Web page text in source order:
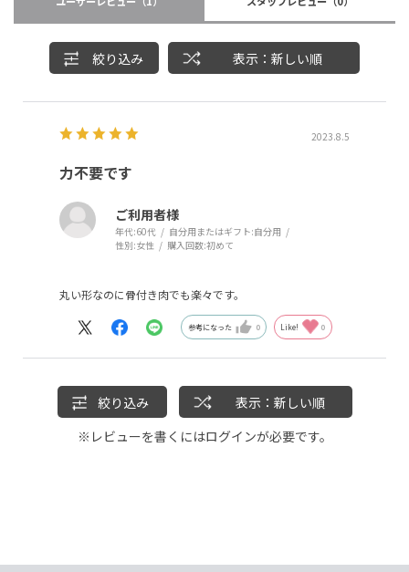
絞り込み 表示：新しい順
2023.8.5
力不要です
ご利用者様
年代:60代 自分用またはギフト:自分用
性別:女性 購入回数:初めて
丸い形なのに骨付き肉でも楽々です。
参考になった 0 Like! 0
絞り込み
表示：新しい順
※レビューを書くにはログインが必要です。